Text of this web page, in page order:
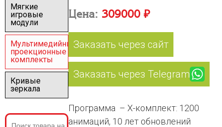
Мягкие
игровые
модули
Мультимедийные
проекционные
комплекты
Кривые
зеркала
Цена: 309000 ₽
Заказать через сайт
Заказать через Telegram
Программа – Х-комплект: 1200
анимаций, 10 лет обновлений